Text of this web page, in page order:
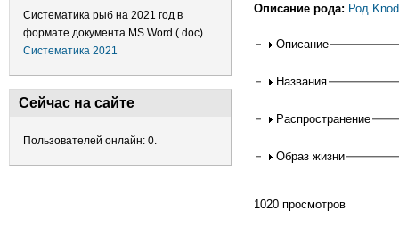
Систематика рыб на 2021 год в
формате документа MS Word (.doc)
Систематика 2021
Сейчас на сайте
Пользователей онлайн: 0.
Описание рода: Род
Описание
Названия
Распространение
Образ жизни
1020 просмотров